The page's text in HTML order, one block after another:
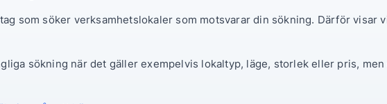
som söker verksamhetslokaler som motsvarar din sökning. Därför visar
sökning när det gäller exempelvis lokaltyp, läge, storlek eller pris,